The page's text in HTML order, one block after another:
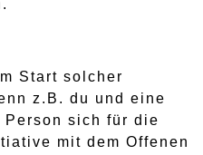
Start solcher
z.B. du und eine
sich für die
mit dem Offenen